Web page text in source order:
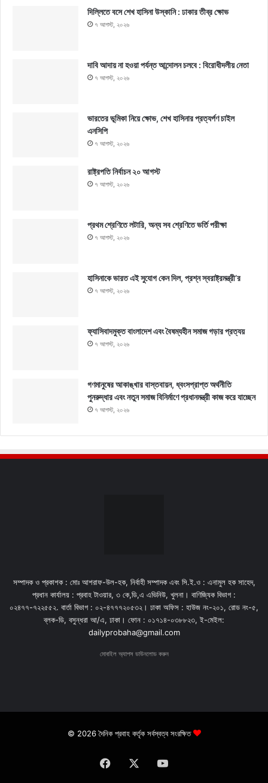
দিল্লিতে বসে শেখ হাসিনা উস্কানি : ঢাকার তীব্র ক্ষোভ
৭ আগস্ট, ২০২৬
দাবি আদায় না হওয়া পর্যন্ত আন্দোলন চলবে : বিরোধীদলীয় নেতা
৭ আগস্ট, ২০২৬
ভারতের ভূমিকা নিয়ে ক্ষোভ, শেখ হাসিনার প্রত্যর্পণ চাইল
এনসিপি
৭ আগস্ট, ২০২৬
রাষ্ট্রপতি নির্বাচন ২০ আগস্ট
৭ আগস্ট, ২০২৬
প্রথম শ্রেণিতে লটারি, অন্য সব শ্রেণিতে ভর্তি পরীক্ষা
৭ আগস্ট, ২০২৬
হাসিনাকে ভারত এই সুযোগ কেন দিল, প্রশ্ন স্বরাষ্ট্রমন্ত্রী’র
৭ আগস্ট, ২০২৬
ফ্যাসিবাদমুক্ত বাংলাদেশ এবং বৈষম্যহীন সমাজ গড়ার প্রত্যয়
৭ আগস্ট, ২০২৬
গণমানুষের আকাঙ্খার বাস্তবায়ন, ধ্বংসপ্রাপ্ত অর্থনীতি
পুনরুদ্ধার এবং নতুন সমাজ বিনির্মাণে প্রধানমন্ত্রী কাজ করে যাচ্ছেন
৭ আগস্ট, ২০২৬
সম্পাদক ও প্রকাশক : মোঃ আশরাফ-উল-হক, নির্বাহী সম্পাদক এবং সি.ই.ও : এনামুল হক সাহেদ,
প্রধান কার্যালয় : প্রবাহ টাওয়ার, ৩ কে,ডি,এ এভিনিউ, খুলনা। বাণিজ্যিক বিভাগ :
০২৪৭৭-৭২২৫৫২. বার্তা বিভাগ : ০২-৪৭৭৭২০৫৩২। ঢাকা অফিস : হাউজ নং-২০১, রোড নং-৫,
ব্লক-ডি, বসুন্ধরা আ/এ, ঢাকা। ফোন : ০১৭১৪-০৩৮৮২৩, ই-মেইল:
dailyprobaha@gmail.com
মোবাইল অ্যাপস ডাউনলোড করুন
© 2026 দৈনিক প্রবাহ কর্তৃক সর্বস্বত্ব সংরক্ষিত
Facebook